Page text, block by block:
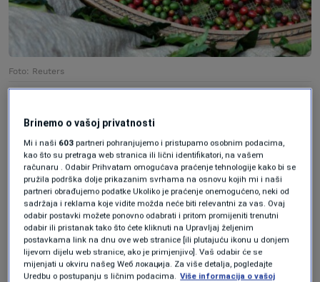
Foto: Reuters
Brazil proizvodi gotovo 40
posto svjetske kafe
Podsjećamo, Brazil proizvodi gotovo 40
posto svjetske kafe, dok je Vijetnam,
vodeći u proizvodnji jeftinijeg zrna robuste
– koja se koriste u instant kafi.
Brinemo o vašoj privatnosti
Mi i naši 603 partneri pohranjujemo i pristupamo osobnim podacima,
kao što su pretraga web stranica ili lični identifikatori, na vašem
računaru . Odabir Prihvatam omogućava praćenje tehnologije kako bi se
pružila podrška dolje prikazanim svrhama na osnovu kojih mi i naši
partneri obrađujemo podatke Ukoliko je praćenje onemogućeno, neki od
sadržaja i reklama koje vidite možda neće biti relevantni za vas. Ovaj
odabir postavki možete ponovno odabrati i pritom promijeniti trenutni
odabir ili pristanak tako što ćete kliknuti na Upravljaj željenim
postavkama link na dnu ove web stranice [ili plutajuću ikonu u donjem
lijevom dijelu web stranice, ako je primjenjivo]. Vaš odabir će se
mijenjati u okviru našeg Wеб локација. Za više detalja, pogledajte
Uredbu o postupanju s ličnim podacima. Više informacija o vašoj